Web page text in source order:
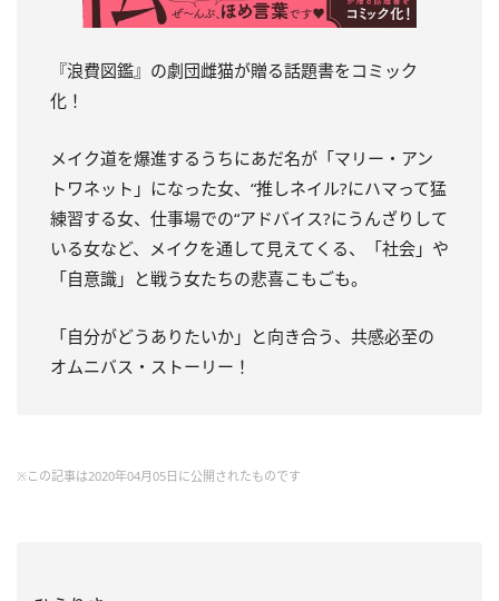
『浪費図鑑』の劇団雌猫が贈る話題書をコミック
化！
メイク道を爆進するうちにあだ名が「マリー・アン
トワネット」になった女、“推しネイル?にハマって猛
練習する女、仕事場での“アドバイス?にうんざりして
いる女など、メイクを通して見えてくる、「社会」や
「自意識」と戦う女たちの悲喜こもごも。
「自分がどうありたいか」と向き合う、共感必至の
オムニバス・ストーリー！
※この記事は2020年04月05日に公開されたものです